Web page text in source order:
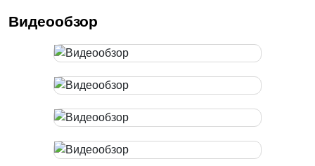
Видеообзор